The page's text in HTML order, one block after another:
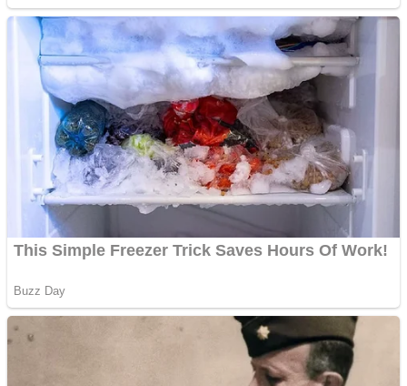
pentru freze cu laser fără
metale
Răcitor de apă CW5000
pentru freze cu laser fără
metale
Cutit cositoare KUHN